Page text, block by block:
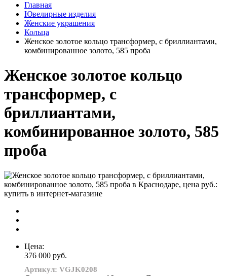
Главная
Ювелирные изделия
Женские украшения
Кольца
Женское золотое кольцо трансформер, с бриллиантами,
комбинированное золото, 585 проба
Женское золотое кольцо
трансформер, с
бриллиантами,
комбинированное золото, 585
проба
Цена:
376 000 руб.
Артикул: VGJK0208